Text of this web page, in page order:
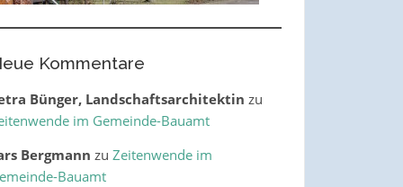
Kommentare
Bünger, Landschaftsarchitektin zu
im Gemeinde-Bauamt
Bergmann zu Zeitenwende im
Bauamt